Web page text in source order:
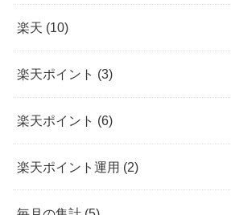
楽天 (10)
楽天ポイント (3)
楽天ポイント (6)
楽天ポイント運用 (2)